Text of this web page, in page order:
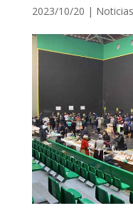
2023/10/20 | Noticias